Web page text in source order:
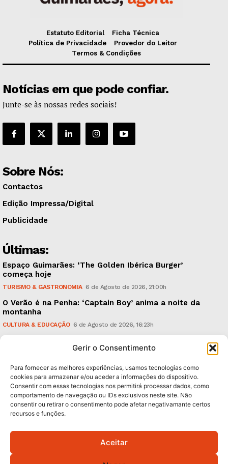
Gerir o Consentimento
Para fornecer as melhores experiências, usamos tecnologias como
cookies para armazenar e/ou aceder a informações do dispositivo.
Consentir com essas tecnologias nos permitirá processar dados, como
comportamento de navegação ou IDs exclusivos neste site. Não
consentir ou retirar o consentimento pode afetar negativamante certos
recursos e funções.
Aceitar
Estatuto Editorial
Ficha Técnica
Política de Privacidade
Provedor do Leitor
Termos & Condições
Notícias em que pode confiar.
Junte-se às nossas redes sociais!
Sobre Nós:
Contactos
Edição Impressa/Digital
Publicidade
Últimas:
Espaço Guimarães: ‘The Golden Ibérica Burger’
começa hoje
TURISMO & GASTRONOMIA 6 de Agosto de 2026, 21:00h
O Verão é na Penha: ‘Captain Boy’ anima a noite da
montanha
CULTURA & EDUCAÇÃO 6 de Agosto de 2026, 16:23h
em causa”, garante Ricardo Araújo
Subscreva Newsletter:
QUERO ADERIR